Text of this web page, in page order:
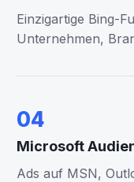
Einzigartige Bing-
Unternehmen,
04
Microsoft
Ads auf MSN,